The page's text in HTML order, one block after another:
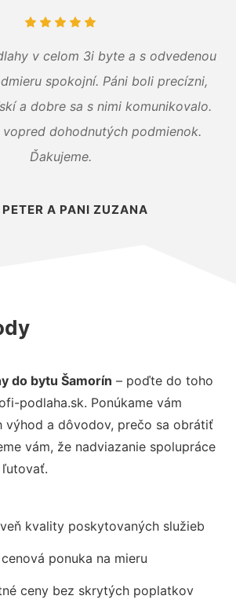
v celom 3i byte a s odvedenou
spokojní. Páni boli precízni,
a dobre sa s nimi komunikovalo.
dohodnutých podmienok.
Ďakujeme.
PETER A PANI ZUZANA
do bytu Šamorín – poďte do toho
podlaha.sk. Ponúkame vám
výhod a dôvodov, prečo sa obrátiť
vám, že nadviazanie spolupráce
ľutovať.
kvality poskytovaných služieb
ponuka na mieru
ceny bez skrytých poplatkov